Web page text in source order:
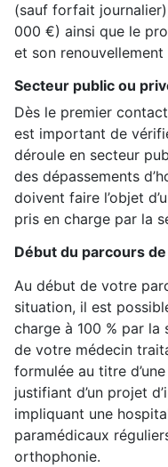
(sauf forfait
000 €) ainsi que le
et son
Secteur public ou
Dès le premier
est important de
déroule en secteur
des dépassements
doivent faire l’objet
pris en charge par la
Début du parcours
Au début de votre
situation, il est
charge à 100 % par la
de votre médecin
formulée au titre
justifiant d’un projet
impliquant une
paramédicaux
orthophonie.